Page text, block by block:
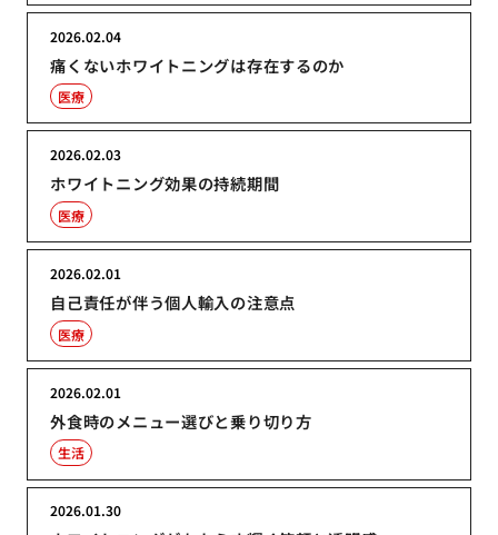
痛くないホワイトニングは存在するのか
2026.02.04
医療
ホワイトニング効果の持続期間
2026.02.03
医療
自己責任が伴う個人輸入の注意点
2026.02.01
医療
外食時のメニュー選びと乗り切り方
2026.02.01
生活
2026.01.30